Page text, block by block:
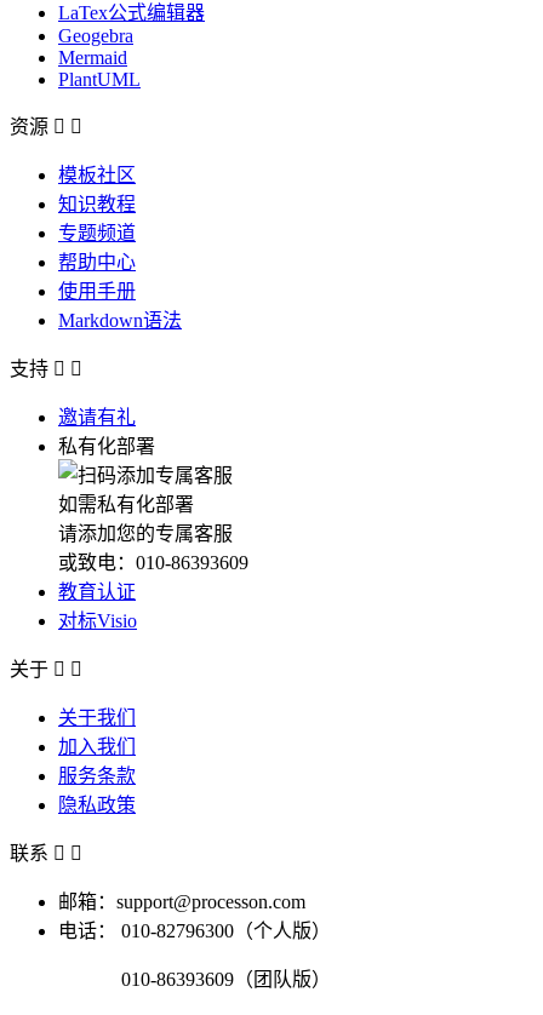
LaTex公式编辑器
Geogebra
Mermaid
PlantUML
资源  
模板社区
知识教程
专题频道
帮助中心
使用手册
Markdown语法
支持  
邀请有礼
私有化部署
如需私有化部署
请添加您的专属客服
或致电：010-86393609
教育认证
对标Visio
关于  
关于我们
加入我们
服务条款
隐私政策
联系  
邮箱：support@processon.com
电话：
010-82796300（个人版）
010-86393609（团队版）